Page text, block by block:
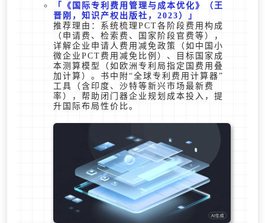
《国际专利费用管理与成本优化》（王
晋刚，知识产权出版社，2023）
推荐理由：系统梳理PCT各阶段费用构成
（申请费、检索费、国家阶段官费等），
详解企业申请人费用减免政策（如中国小
微企业PCT费用减免比例）、目标国家成
本测算模型（如欧洲专利局指定国费用叠
加计算）。书中附“全球专利费用计算器”
工具（含印度、沙特等新兴市场最新费
率），帮助闭门器企业规划成本投入，提
升国际布局性价比。